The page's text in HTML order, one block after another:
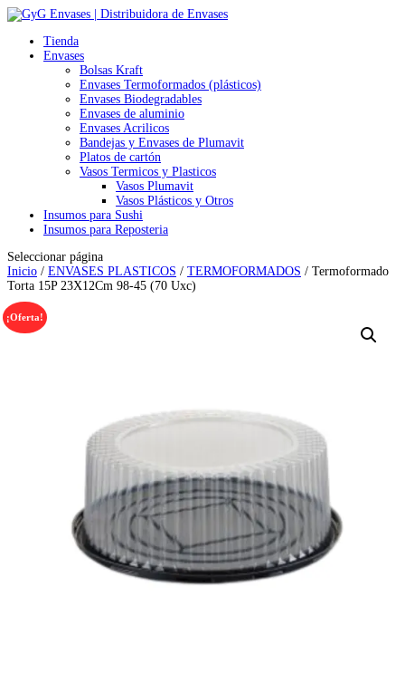
Tienda
Envases
Bolsas Kraft
Envases Termoformados (plásticos)
Envases Biodegradables
Envases de aluminio
Envases Acrilicos
Bandejas y Envases de Plumavit
Platos de cartón
Vasos Termicos y Plasticos
Vasos Plumavit
Vasos Plásticos y Otros
Insumos para Sushi
Insumos para Reposteria
Seleccionar página
Inicio / ENVASES PLASTICOS / TERMOFORMADOS / Termoformado
Torta 15P 23X12Cm 98-45 (70 Uxc)
¡Oferta!